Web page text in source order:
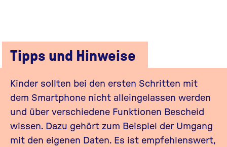
Tipps und Hinweise
Kinder sollten bei den ersten Schritten mit
dem Smartphone nicht alleingelassen werden
und über verschiedene Funktionen Bescheid
wissen. Dazu gehört zum Beispiel der Umgang
mit den eigenen Daten. Es ist empfehlenswert,